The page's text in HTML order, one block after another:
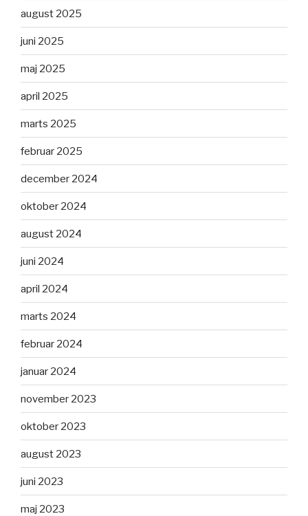
august 2025
juni 2025
maj 2025
april 2025
marts 2025
februar 2025
december 2024
oktober 2024
august 2024
juni 2024
april 2024
marts 2024
februar 2024
januar 2024
november 2023
oktober 2023
august 2023
juni 2023
maj 2023